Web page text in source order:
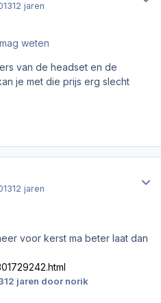
12 jaren
weten
van de headset en de
je met die prijs erg slecht
12 jaren
voor kerst ma beter laat dan
12 jaren door norik